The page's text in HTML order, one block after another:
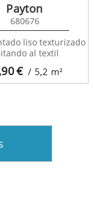
€ / 5,2 m²
Payton
680676
liso texturizado
al textil